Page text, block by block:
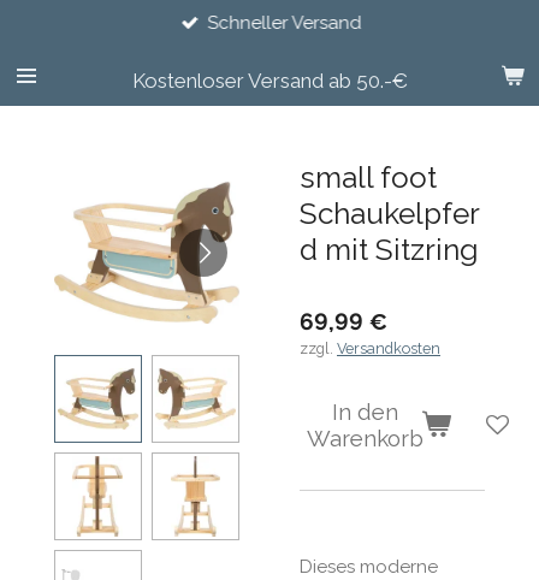
springen
Kostenloser Versand ab 50.-€
Schneller Versand
small foot
Schaukelpfer
d mit Sitzring
69,99 €
zzgl. Versandkosten
In den
Warenkorb
Dieses moderne